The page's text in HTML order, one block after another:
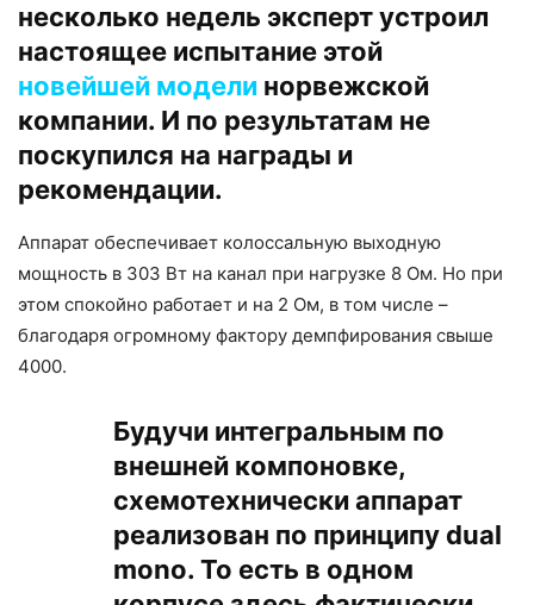
несколько недель эксперт устроил
настоящее испытание этой
новейшей модели норвежской
компании. И по результатам не
поскупился на награды и
рекомендации.
Аппарат обеспечивает колоссальную выходную
мощность в 303 Вт на канал при нагрузке 8 Ом. Но при
этом спокойно работает и на 2 Ом, в том числе –
благодаря огромному фактору демпфирования свыше
4000.
Будучи интегральным по
внешней компоновке,
схемотехнически аппарат
реализован по принципу dual
mono. То есть в одном